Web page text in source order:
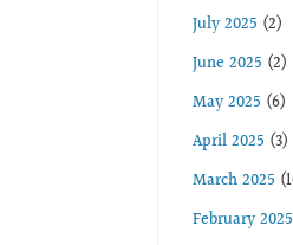
July 2025 (2)
June 2025 (2)
May 2025 (6)
April 2025 (3)
March 2025
February 2025